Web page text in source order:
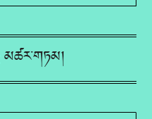
མཚར་གཏམ།